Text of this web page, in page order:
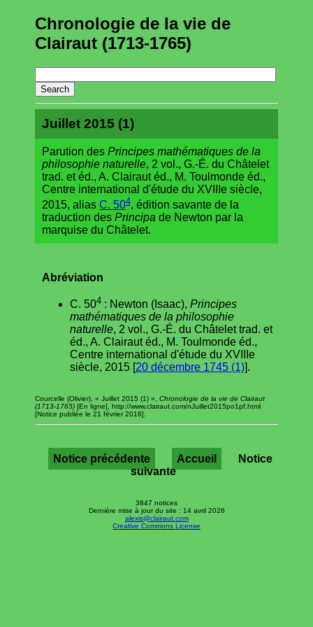
Chronologie de la vie de
Clairaut (1713-1765)
Juillet 2015 (1)
Parution des Principes mathématiques de la
philosophie naturelle, 2 vol., G.-É. du Châtelet
trad. et éd., A. Clairaut éd., M. Toulmonde éd.,
Centre international d'étude du XVIIIe siècle,
2015, alias C. 504, édition savante de la
traduction des Principa de Newton par la
marquise du Châtelet.
Abréviation
C. 504 : Newton (Isaac), Principes
mathématiques de la philosophie
naturelle, 2 vol., G.-É. du Châtelet trad. et
éd., A. Clairaut éd., M. Toulmonde éd.,
Centre international d'étude du XVIIIe
siècle, 2015 [ 20 décembre 1745 (1) ].
Courcelle (Olivier), « Juillet 2015 (1) », Chronologie de la vie de Clairaut
(1713-1765) [En ligne], http://www.clairaut.com/nJuillet2015po1pf.html
[Notice publiée le 21 février 2016].
Notice précédente Accueil
Notice
suivante
3847 notices
Dernière mise à jour du site : 14 avril 2026
alexis@clairaut.com
Creative Commons License